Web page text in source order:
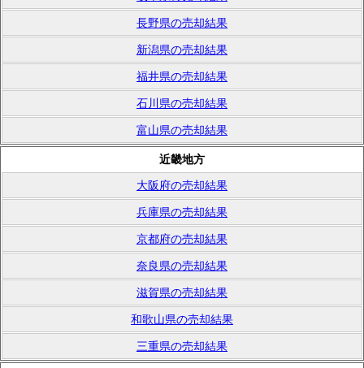
長野県の売却結果
新潟県の売却結果
福井県の売却結果
石川県の売却結果
富山県の売却結果
近畿地方
大阪府の売却結果
兵庫県の売却結果
京都府の売却結果
奈良県の売却結果
滋賀県の売却結果
和歌山県の売却結果
三重県の売却結果